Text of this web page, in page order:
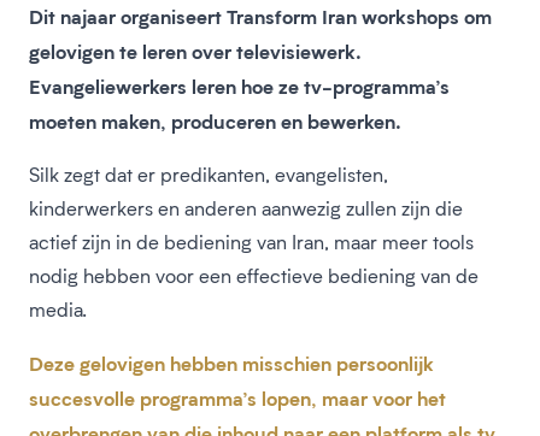
Dit najaar organiseert Transform Iran workshops om
gelovigen te leren over televisiewerk.
Evangeliewerkers leren hoe ze tv-programma’s
moeten maken, produceren en bewerken.
Silk zegt dat er predikanten, evangelisten,
kinderwerkers en anderen aanwezig zullen zijn die
actief zijn in de bediening van Iran, maar meer tools
nodig hebben voor een effectieve bediening van de
media.
Deze gelovigen hebben misschien persoonlijk
succesvolle programma’s lopen, maar voor het